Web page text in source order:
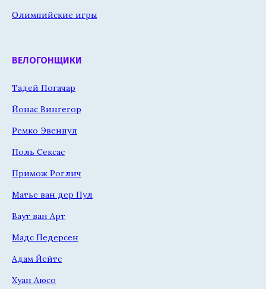
Олимпийские игры
ВЕЛОГОНЩИКИ
Тадей Погачар
Йонас Вингегор
Ремко Эвенпул
Поль Сексас
Примож Роглич
Матье ван дер Пул
Ваут ван Арт
Мадс Педерсен
Адам Йейтс
Хуан Аюсо